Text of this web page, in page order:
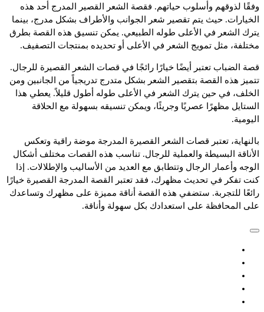
وفقًا لذوقهم وأسلوب حياتهم. فقصة الشعر القصير المدرج أحد هذه
الخيارات. حيث يتم تقصير شعر الجوانب والأطراف بشكل مدرج، بينما
يترك الشعر في الأعلى طوله الطبيعي. يمكن تنسيق هذه القصة بطرق
مختلفة، مثل تمويج الشعر في الأعلى أو تحديده بمنتجات التصفيف.
قصة الضباب تعتبر أيضًا خيارًا رائجًا في قصات الشعر القصيرة للرجال.
تتميز هذه القصة بتقصير الشعر بشكل متدرج تدريجياً من الجانبين ومن
الخلف، في حين يترك الشعر في الأعلى طوله أطول قليلاً. يعطي هذا
الستايل مظهرًا عصريًا وجريئًا، ويمكن تنسيقه بسهولة مع الحلاقة
اليومية.
بالنهاية، تعتبر قصات الشعر القصيرة المدرجة موضة راقية وتعكس
الأناقة البسيطة والعملية للرجال. تناسب هذه القصات مختلف أشكال
الوجه وأعمار الرجال وتتطابق مع العديد من الأساليب والإطلالات. إذا
كنت تفكر في تحديث مظهرك، فقد تعتبر القصة المدرجة القصيرة خيارًا
رائعًا للتجربة. ستضفي هذه القصة أناقة مميزة على مظهرك وتساعدك
على المحافظة على استعدادك بكل سهولة وأناقة.